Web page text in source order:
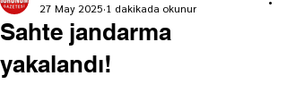
Sahte jandarma
yakalandı!
27 May 2025 1 dakikada okunur